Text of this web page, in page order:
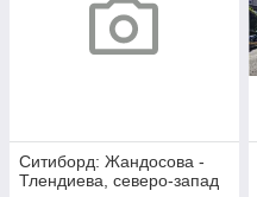
Ситиборд: Жандосова -
Тлендиева, северо-запад